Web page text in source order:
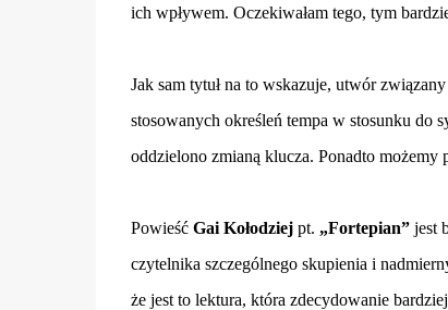
ich wpływem. Oczekiwałam tego, tym
Jak sam tytuł na to wskazuje, utwór
stosowanych określeń tempa w stosunku do
oddzielono zmianą klucza. Ponadto
Powieść Gai Kołodziejpt. „Fortepian” jest
czytelnika szczególnego skupienia i
że jest to lektura, która zdecydowanie